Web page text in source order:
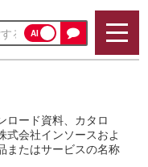
AI
ロード資料、カタロ
式会社インソースおよ
またはサービスの名称